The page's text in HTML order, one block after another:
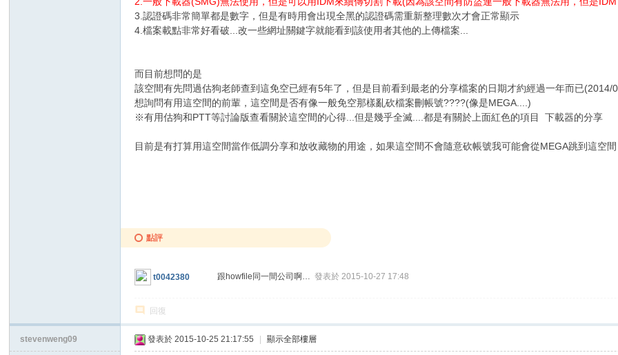
3.認證碼非常簡單都是數字，但是有時用會出現全黑的認證碼需重新整理數次才會正常顯示
4.檔案載點非常好看破...改一些網址關鍵字就能看到該使用者其他的上傳檔案...
而目前想問的是
該空間有先問過估狗老師查到這免空已經有5年了，但是目前看到最老的分享檔案的日期才約經過一年而已(2014/
想詢問有用這空間的前輩，這空間是否有像一般免空那樣亂砍檔案刪帳號????(像是MEGA....)
※有用估狗和PTT等討論版查看關於這空間的心得...但是幾乎全滅....都是有關於上面紅色的項目 下載器的分享
目前是有打算用這空間當作低調分享和放收藏物的用途，如果這空間不會隨意砍帳號我可能會從MEGA跳到這空間
點評
t0042380 跟howfile同一間公司啊…發表於 2015-10-27 17:48
回復
stevenweng09 發表於 2015-10-25 21:17:55 顯示全部樓層